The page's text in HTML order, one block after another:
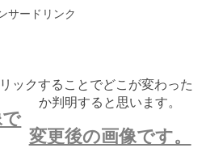
サードリンク
ックすることでどこが変わった
か判明すると思います。
変更後の画像です。